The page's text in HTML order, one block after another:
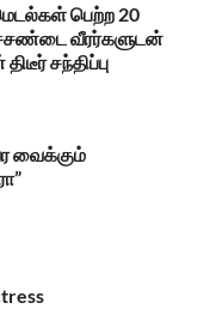
பெற்ற 20
வீரர்களுடன்
சந்திப்பு
வைக்கும்